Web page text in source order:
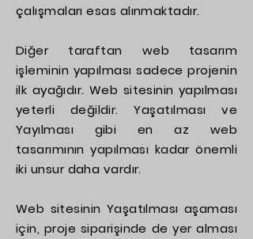
çalışmaları esas alınmaktadır.
Diğer taraftan web tasarım
işleminin yapılması sadece projenin
ilk ayağıdır. Web sitesinin yapılması
yeterli değildir. Yaşatılması ve
Yayılması gibi en az web
tasarımının yapılması kadar önemli
iki unsur daha vardır.
Web sitesinin Yaşatılması aşaması
için, proje siparişinde de yer alması